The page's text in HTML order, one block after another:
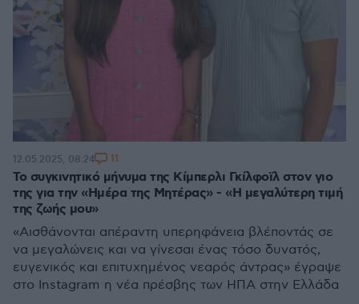
Το συγκινητικό μήνυμα της Κίμπερλι Γκίλφοϊλ στον γιο
της για την «Ημέρα της Μητέρας» - «Η μεγαλύτερη τιμή
της ζωής μου»
«Αισθάνονται απέραντη υπερηφάνεια βλέποντάς σε
να μεγαλώνεις και να γίνεσαι ένας τόσο δυνατός,
ευγενικός και επιτυχημένος νεαρός άντρας» έγραψε
στο Instagram η νέα πρέσβης των ΗΠΑ στην Ελλάδα
12.05.2025, 08:24 11